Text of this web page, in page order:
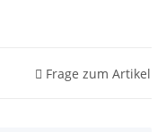
Frage zum Artikel